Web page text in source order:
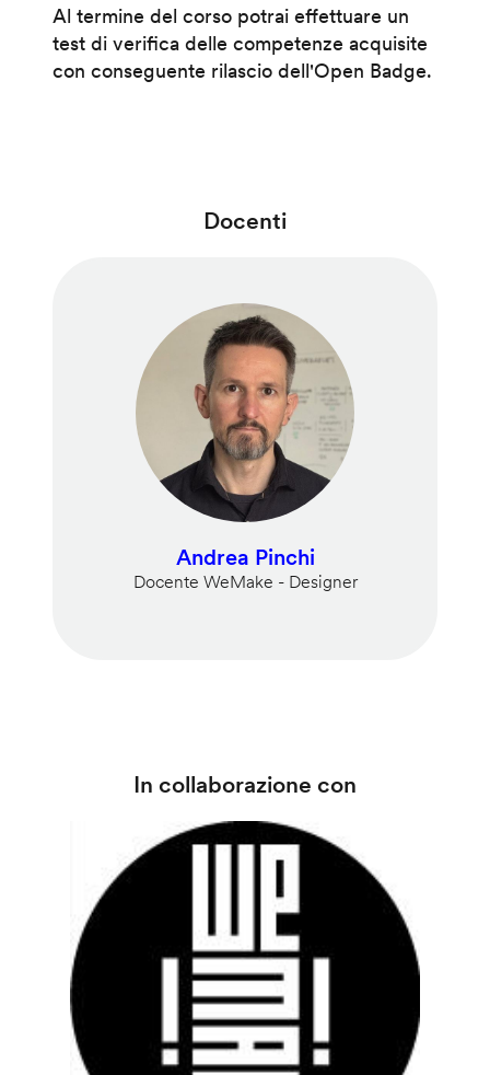
Al termine del corso potrai effettuare un
test di verifica delle competenze acquisite
con conseguente rilascio dell'Open Badge.
Docenti
Andrea Pinchi
Docente WeMake - Designer
In collaborazione con